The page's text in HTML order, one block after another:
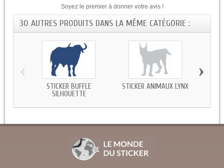
Soyez le premier à donner votre avis !
30 AUTRES PRODUITS DANS LA MÊME CATÉGORIE :
STICKER BUFFLE
SILHOUETTE
STICKER ANIMAUX LYNX
‹ ›